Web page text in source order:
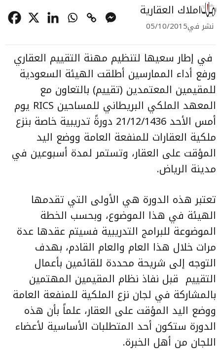
املاك العقارية
نشر في05/10/2015
في إطار سعيها لتنظيم مهنة التقييم العقاري
ورفع أداء الممارسين أطلقت الهيئة السعودية
للمقيمين المعتمدين (تقييم) بالتعاون مع
المعهد الملكي البريطاني للمساحين RICS يوم
أمس الأحد 21/12/1436 دورةً تدريبية خاصة بنزع
ملكية العقارات للمنفعة العامة ووضع اليد
المؤقت على العقار، وتستمر لمدة أسبوعين في
مدينة الرياض.
تعتبر هذه الدورة هي الأولى التي تقدمها
الهيئة في هذا الموضوع، وبحسب الخطة
الموضوعة للبرامج التدريبية فسيتم عقدها عدة
مرات خلال هذا العام والعام القادم، بهدف
التوجه إلى شريحة محددة للقائمين بأعمال
التقييم قبل نفاذ نظام المقيمين المهتمين
بالمشاركة في لجان نزع الملكية للمنفعة العامة
ووضع اليد المؤقت على العقار، علماً بأن هذه
الدورة ستكون أحد المتطلبات الأساسية لأعضاء
اللجان من أهل الخبرة.